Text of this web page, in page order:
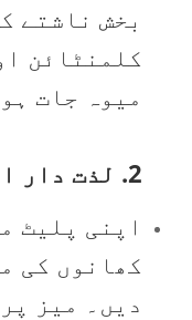
بخش ناشتے
کلمنٹائن
میوہ جات
2. لذت دار اقسام:
اپنی پلیٹ
کھانوں کی
دیں۔ میز